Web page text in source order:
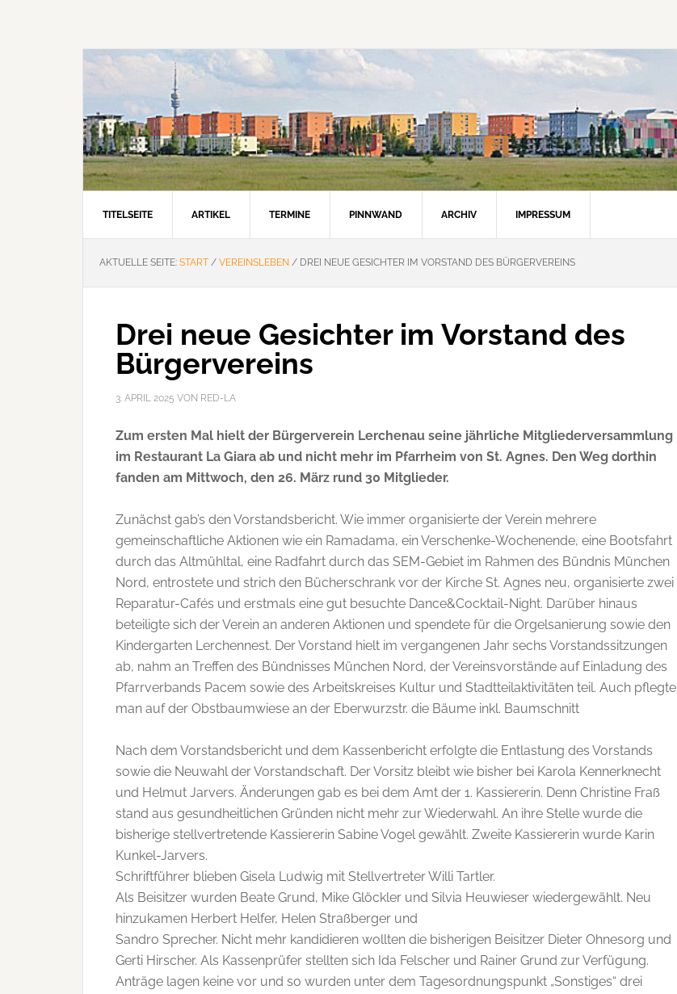
TITELSEITE ARTIKEL TERMINE PINNWAND ARCHIV IMPRESSUM
AKTUELLE SEITE: START / VEREINSLEBEN / DREI NEUE GESICHTER IM VORSTAND DES BÜRGERVEREINS
Drei neue Gesichter im Vorstand des
Bürgervereins
3. APRIL 2025 VON RED-LA
Zum ersten Mal hielt der Bürgerverein Lerchenau seine jährliche Mitgliederversammlung
im Restaurant La Giara ab und nicht mehr im Pfarrheim von St. Agnes. Den Weg dorthin
fanden am Mittwoch, den 26. März rund 30 Mitglieder.
Zunächst gab’s den Vorstandsbericht. Wie immer organisierte der Verein mehrere
gemeinschaftliche Aktionen wie ein Ramadama, ein Verschenke-Wochenende, eine Bootsfahrt
durch das Altmühltal, eine Radfahrt durch das SEM-Gebiet im Rahmen des Bündnis München
Nord, entrostete und strich den Bücherschrank vor der Kirche St. Agnes neu, organisierte zwei
Reparatur-Cafés und erstmals eine gut besuchte Dance&Cocktail-Night. Darüber hinaus
beteiligte sich der Verein an anderen Aktionen und spendete für die Orgelsanierung sowie den
Kindergarten Lerchennest. Der Vorstand hielt im vergangenen Jahr sechs Vorstandssitzungen
ab, nahm an Treffen des Bündnisses München Nord, der Vereinsvorstände auf Einladung des
Pfarrverbands Pacem sowie des Arbeitskreises Kultur und Stadtteilaktivitäten teil. Auch pflegte
man auf der Obstbaumwiese an der Eberwurzstr. die Bäume inkl. Baumschnitt
Nach dem Vorstandsbericht und dem Kassenbericht erfolgte die Entlastung des Vorstands
sowie die Neuwahl der Vorstandschaft. Der Vorsitz bleibt wie bisher bei Karola Kennerknecht
und Helmut Jarvers. Änderungen gab es bei dem Amt der 1. Kassiererin. Denn Christine Fraß
stand aus gesundheitlichen Gründen nicht mehr zur Wiederwahl. An ihre Stelle wurde die
bisherige stellvertretende Kassiererin Sabine Vogel gewählt. Zweite Kassiererin wurde Karin
Kunkel-Jarvers.
Schriftführer blieben Gisela Ludwig mit Stellvertreter Willi Tartler.
Als Beisitzer wurden Beate Grund, Mike Glöckler und Silvia Heuwieser wiedergewählt. Neu
hinzukamen Herbert Helfer, Helen Straßberger und
Sandro Sprecher. Nicht mehr kandidieren wollten die bisherigen Beisitzer Dieter Ohnesorg und
Gerti Hirscher. Als Kassenprüfer stellten sich Ida Felscher und Rainer Grund zur Verfügung.
Anträge lagen keine vor und so wurden unter dem Tagesordnungspunkt „Sonstiges“ drei